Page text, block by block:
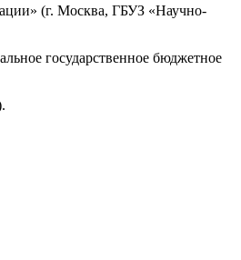
(г. Москва, ГБУЗ «Научно-
государственное бюджетное